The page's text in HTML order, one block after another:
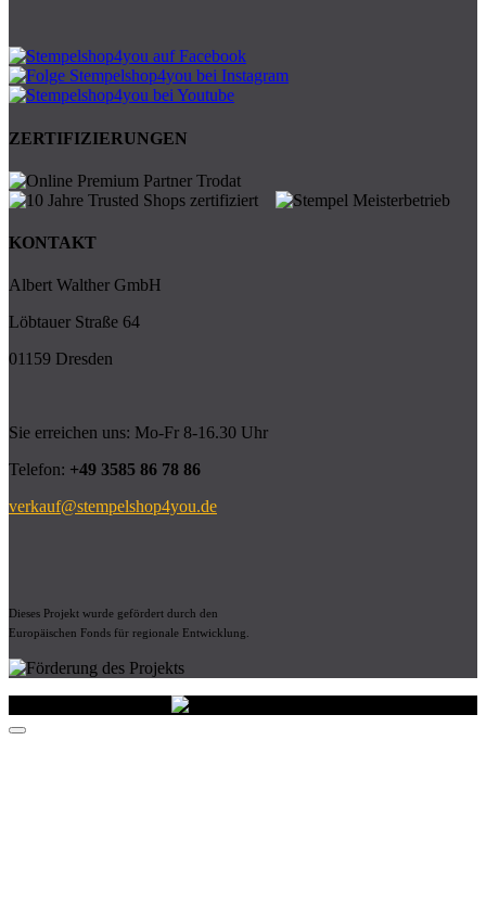
ZERTIFIZIERUNGEN
KONTAKT
Albert Walther GmbH
Löbtauer Straße 64
01159 Dresden
Sie erreichen uns: Mo-Fr 8-16.30 Uhr
Telefon: +49 3585 86 78 86
verkauf@stempelshop4you.de
Dieses Projekt wurde gefördert durch den
Europäischen Fonds für regionale Entwicklung.